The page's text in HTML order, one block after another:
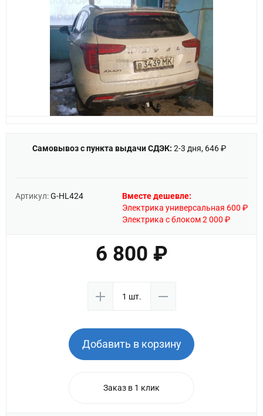
Самовывоз с пункта выдачи СДЭК: 2-3 дня, 646 ₽
Артикул:G-HL424
Вместе дешевле:
Электрика универсальная 600 ₽
Электрика с блоком 2 000 ₽
6 800 ₽
Добавить в корзину
Заказ в 1 клик